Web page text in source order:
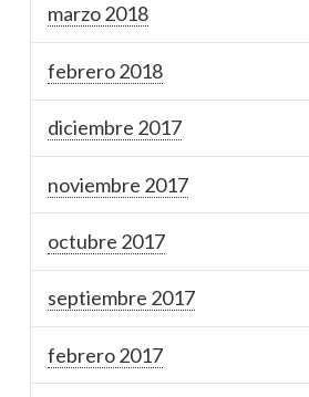
marzo 2018
febrero 2018
diciembre 2017
noviembre 2017
octubre 2017
septiembre 2017
febrero 2017